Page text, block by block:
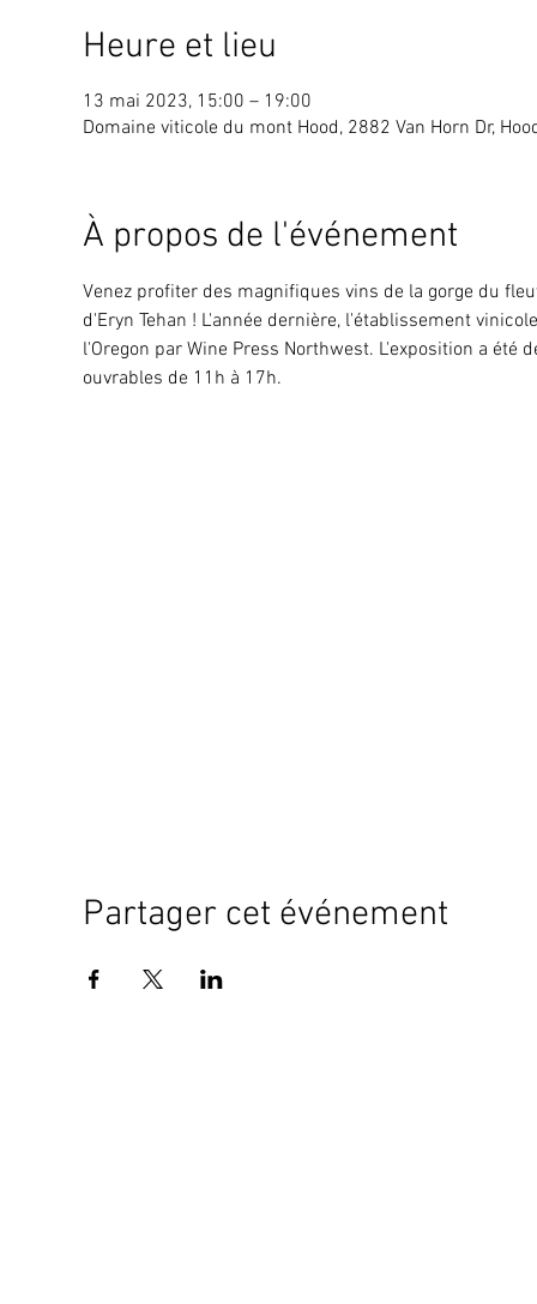
Heure et lieu
13 mai 2023, 15:00 – 19:00
Domaine viticole du mont Hood, 2882 Van Horn Dr,
À propos de l'événement
Venez profiter des magnifiques vins de la gorge du
d'Eryn Tehan ! L'année dernière, l'établissement
l'Oregon par Wine Press Northwest. L'exposition a
ouvrables de 11h à 17h.
Partager cet événement